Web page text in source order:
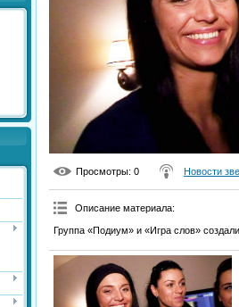
Просмотры: 0 Новости
Описание материала:
Группа «Подиум» и «Игра слов»